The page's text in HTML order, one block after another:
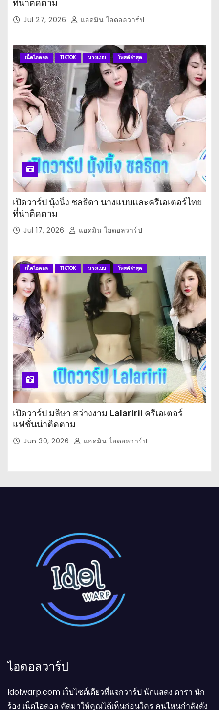
ที่น่าติดตาม
Jul 27, 2026 แอดมิน ไอดอลวาร์ป
เน็ตไอดอล TIKTOK นางแบบ โพสต์ล่าสุด
เปิดวาร์ป นุ้งนิ้ง ชลธิดา นางแบบและครีเอเตอร์ไทย
ที่น่าติดตาม
Jul 17, 2026 แอดมิน ไอดอลวาร์ป
เน็ตไอดอล TIKTOK นางแบบ โพสต์ล่าสุด
เปิดวาร์ป มลิษา สว่างงาม Lalaririi ครีเอเตอร์
แฟชั่นน่าติดตาม
Jun 30, 2026 แอดมิน ไอดอลวาร์ป
ไอดอลวาร์ป
Idolwarp.com เว็บไซต์เดียวที่แจกวาร์ป นักแสดง ดารา นัก
ร้อง เน็ตไอดอล คัดมาให้คุณได้เห็นก่อนใคร คนไหนกำลังดัง